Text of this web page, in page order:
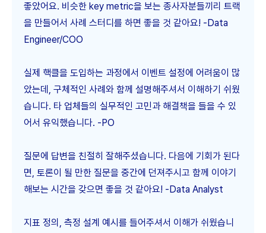
좋았어요. 비슷한 key metric을 보는 종사자분들끼리 트랙
을 만들어서 사례 스터디를 하면 좋을 것 같아요! -Data
Engineer/COO
실제 핵클을 도입하는 과정에서 이벤트 설정에 어려움이 많
았는데, 구체적인 사례와 함께 설명해주셔서 이해하기 쉬웠
습니다. 타 업체들의 실무적인 고민과 해결책을 들을 수 있
어서 유익했습니다. -PO
질문에 답변을 친절히 잘해주셨습니다. 다음에 기회가 된다
면, 토론이 될 만한 질문을 중간에 던져주시고 함께 이야기
해보는 시간을 갖으면 좋을 것 같아요! -Data Analyst
지표 정의, 측정 설계 예시를 들어주셔서 이해가 쉬웠습니